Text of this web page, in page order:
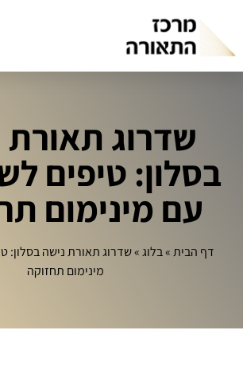
שדרוג תאורת
בסלון: טיפים
עם מינימום
דף הבית»בלוג»שדרוג תאורת נישה בסלון:
מינימום תחזוקה